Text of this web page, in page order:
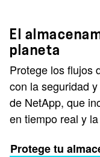
El
planeta
Protege los flujos
con la seguridad
de NetApp, que
en tiempo real y
Protege tu